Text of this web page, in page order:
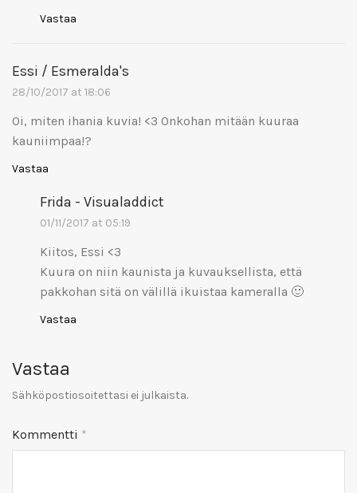
Vastaa
Essi / Esmeralda's
28/10/2017 at 18:06
Oi, miten ihania kuvia! <3 Onkohan mitään kuuraa
kauniimpaa!?
Vastaa
Frida - Visualaddict
01/11/2017 at 05:19
Kiitos, Essi <3
Kuura on niin kaunista ja kuvauksellista, että
pakkohan sitä on välillä ikuistaa kameralla 🙂
Vastaa
Vastaa
Sähköpostiosoitettasi ei julkaista.
Kommentti *